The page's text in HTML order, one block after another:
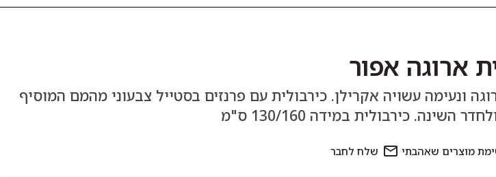
ארוגה אפור
ונעימה עשויה אקרילן. כירבולית עם פרנזים בסטייל צבעוני מהמם המוסיף
השינה. כירבולית במידה 130/160 ס"מ